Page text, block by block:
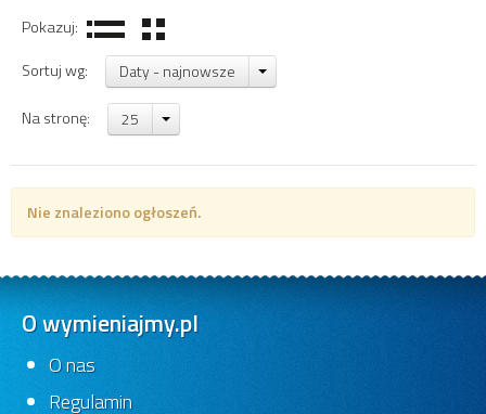
Pokazuj:
Sortuj wg:
Daty - najnowsze
Na stronę: 25
Nie znaleziono ogłoszeń.
O wymieniajmy.pl
O nas
Regulamin